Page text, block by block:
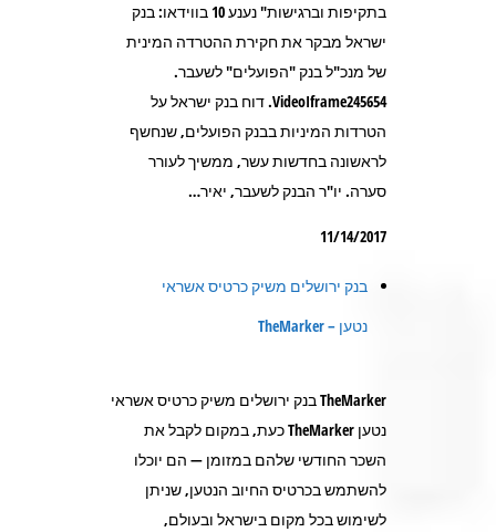
בתקיפות וברגישות" נענע 10 בווידאו: בנק
ישראל מבקר את חקירת ההטרדה המינית
של מנכ"ל בנק "הפועלים" לשעבר.
VideoIframe245654. דוח בנק ישראל על
הטרדות המיניות בבנק הפועלים, שנחשף
לראשונה בחדשות עשר, ממשיך לעורר
סערה. יו"ר הבנק לשעבר, יאיר…
11/14/2017
בנק ירושלים משיק כרטיס אשראי
נטען – TheMarker
TheMarker בנק ירושלים משיק כרטיס אשראי
נטען TheMarker כעת, במקום לקבל את
השכר החודשי שלהם במזומן — הם יוכלו
להשתמש בכרטיס החיוב הנטען, שניתן
לשימוש בכל מקום בישראל ובעולם,